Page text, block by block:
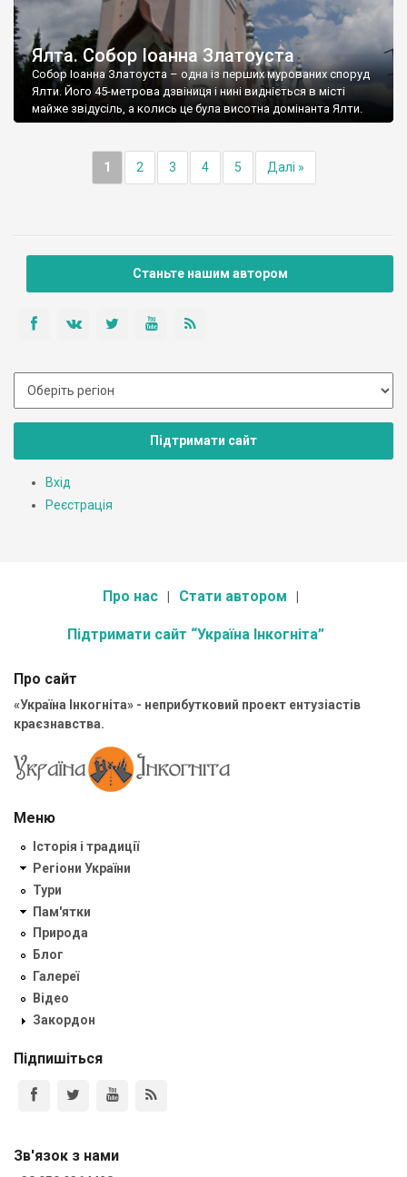
Ялта. Собор Іоанна Златоуста
Собор Іоанна Златоуста – одна із перших мурованих споруд
Ялти. Його 45-метрова дзвіниця і нині видніється в місті
майже звідусіль, а колись це була висотна домінанта Ялти.
1 2 3 4 5 Далі »
Станьте нашим автором
Підтримати сайт
Вхід
Реєстрація
Про нас Стати автором
Підтримати сайт “Україна Інкогніта”
Про сайт
«Україна Інкогніта» - неприбутковий проект ентузіастів
краєзнавства.
Меню
Історія і традиції
Регіони України
Тури
Пам'ятки
Природа
Блог
Галереї
Відео
Закордон
Підпишіться
Зв'язок з нами